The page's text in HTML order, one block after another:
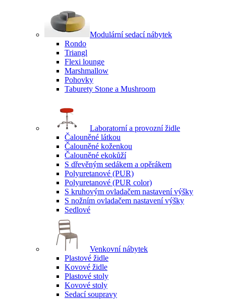
Modulární sedací nábytek
Rondo
Triangl
Flexi lounge
Marshmallow
Pohovky
Taburety Stone a Mushroom
Laboratorní a provozní židle
Čalouněné látkou
Čalouněné koženkou
Čalouněné ekokůží
S dřevěným sedákem a opěrákem
Polyuretanové (PUR)
Polyuretanové (PUR color)
S kruhovým ovladačem nastavení výšky
S nožním ovladačem nastavení výšky
Sedlové
Venkovní nábytek
Plastové židle
Kovové židle
Plastové stoly
Kovové stoly
Sedací soupravy